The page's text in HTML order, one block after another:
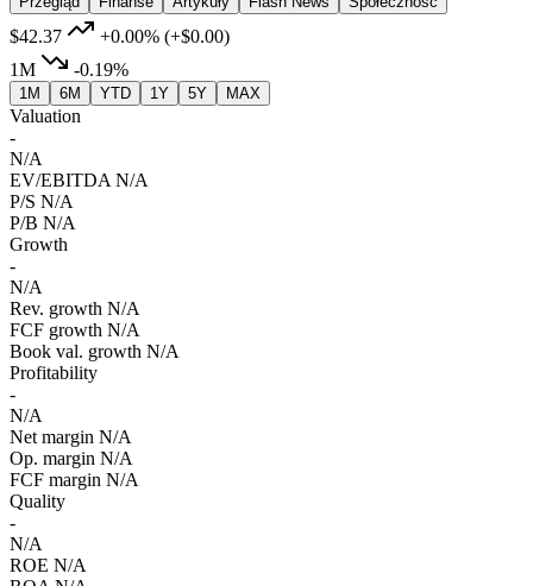
$42.37 +0.00% (+$0.00)
1M
-0.19%
1M 6M YTD 1Y 5Y MAX
Valuation
-
N/A
EV/EBITDA N/A
P/S N/A
P/B N/A
Growth
-
N/A
Rev. growth N/A
FCF growth N/A
Book val. growth N/A
Profitability
-
N/A
Net margin N/A
Op. margin N/A
FCF margin N/A
Quality
-
N/A
ROE N/A